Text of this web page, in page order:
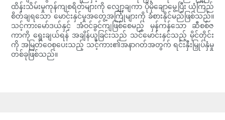
ထိန်းသိမ်းမှုကုန်ကျစရိတ်များကို လျှော့ချကာ ပိုမိုချောမွေ့ပြီး ယုံကြည်
စိတ်ချရသော မောင်းနှင်မှုအတွေ့အကြုံများကို ခံစားနိုင်မည်ဖြစ်သည်။
သင့်ကားမော်ဒယ်နှင့် အံဝင်ခွင်ကျဖြစ်စေမည့် မှန်ကန်သော ဆီစစ်ဇ
ကာကို ရွေးချယ်ရန် အချိန်ယူခြင်းသည် သင်မောင်းနှင်သည့် မိုင်တိုင်း
ကို အမြတ်ဝေစုပေးသည့် သင့်ကား၏အနာဂတ်အတွက် ရင်းနှီးမြှုပ်နှံမှု
တစ်ခုဖြစ်သည်။